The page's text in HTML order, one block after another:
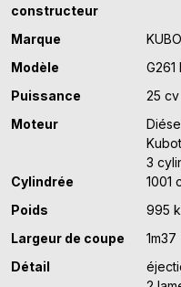
constructeur
Marque
Modèle
G261
Puissance
25 cv
Moteur
3
Cylindrée
1001
Poids
995
Largeur de coupe
1m37
Détail